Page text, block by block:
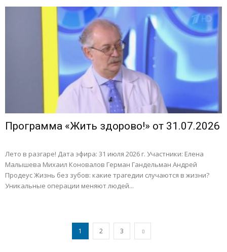
Программа «Жить здорово!» от 31.07.2026
Лето в разгаре! Дата эфира: 31 июля 2026 г. Участники: Елена
Малышева Михаил Коновалов Герман Гандельман Андрей
Продеус Жизнь без зубов: какие трагедии случаются в жизни?
Уникальные операции меняют людей...
1 2 3